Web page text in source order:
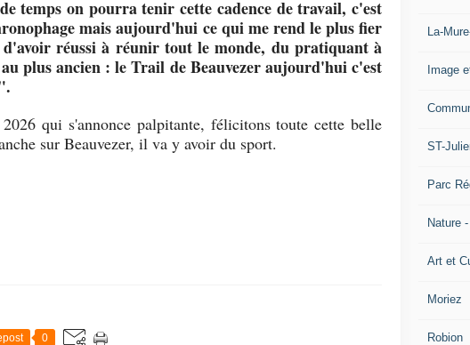
temps on pourra tenir cette cadence de travail, c'est
mais aujourd'hui ce qui me rend le plus fier
d'avoir réussi à réunir tout le monde, du pratiquant à
plus ancien : le Trail de Beauvezer aujourd'hui c'est
qui s'annonce palpitante, félicitons toute cette belle
sur Beauvezer, il va y avoir du sport.
0
La-
Image
ST-
Parc
Nature
Art et
Moriez
Robion